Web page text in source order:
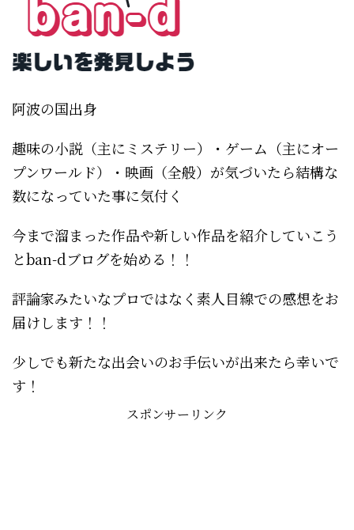
阿波の国出身
趣味の小説（主にミステリー）・ゲーム（主にオー
プンワールド）・映画（全般）が気づいたら結構な
数になっていた事に気付く
今まで溜まった作品や新しい作品を紹介していこう
とban-dブログを始める！！
評論家みたいなプロではなく素人目線での感想をお
届けします！！
少しでも新たな出会いのお手伝いが出来たら幸いで
す！
スポンサーリンク